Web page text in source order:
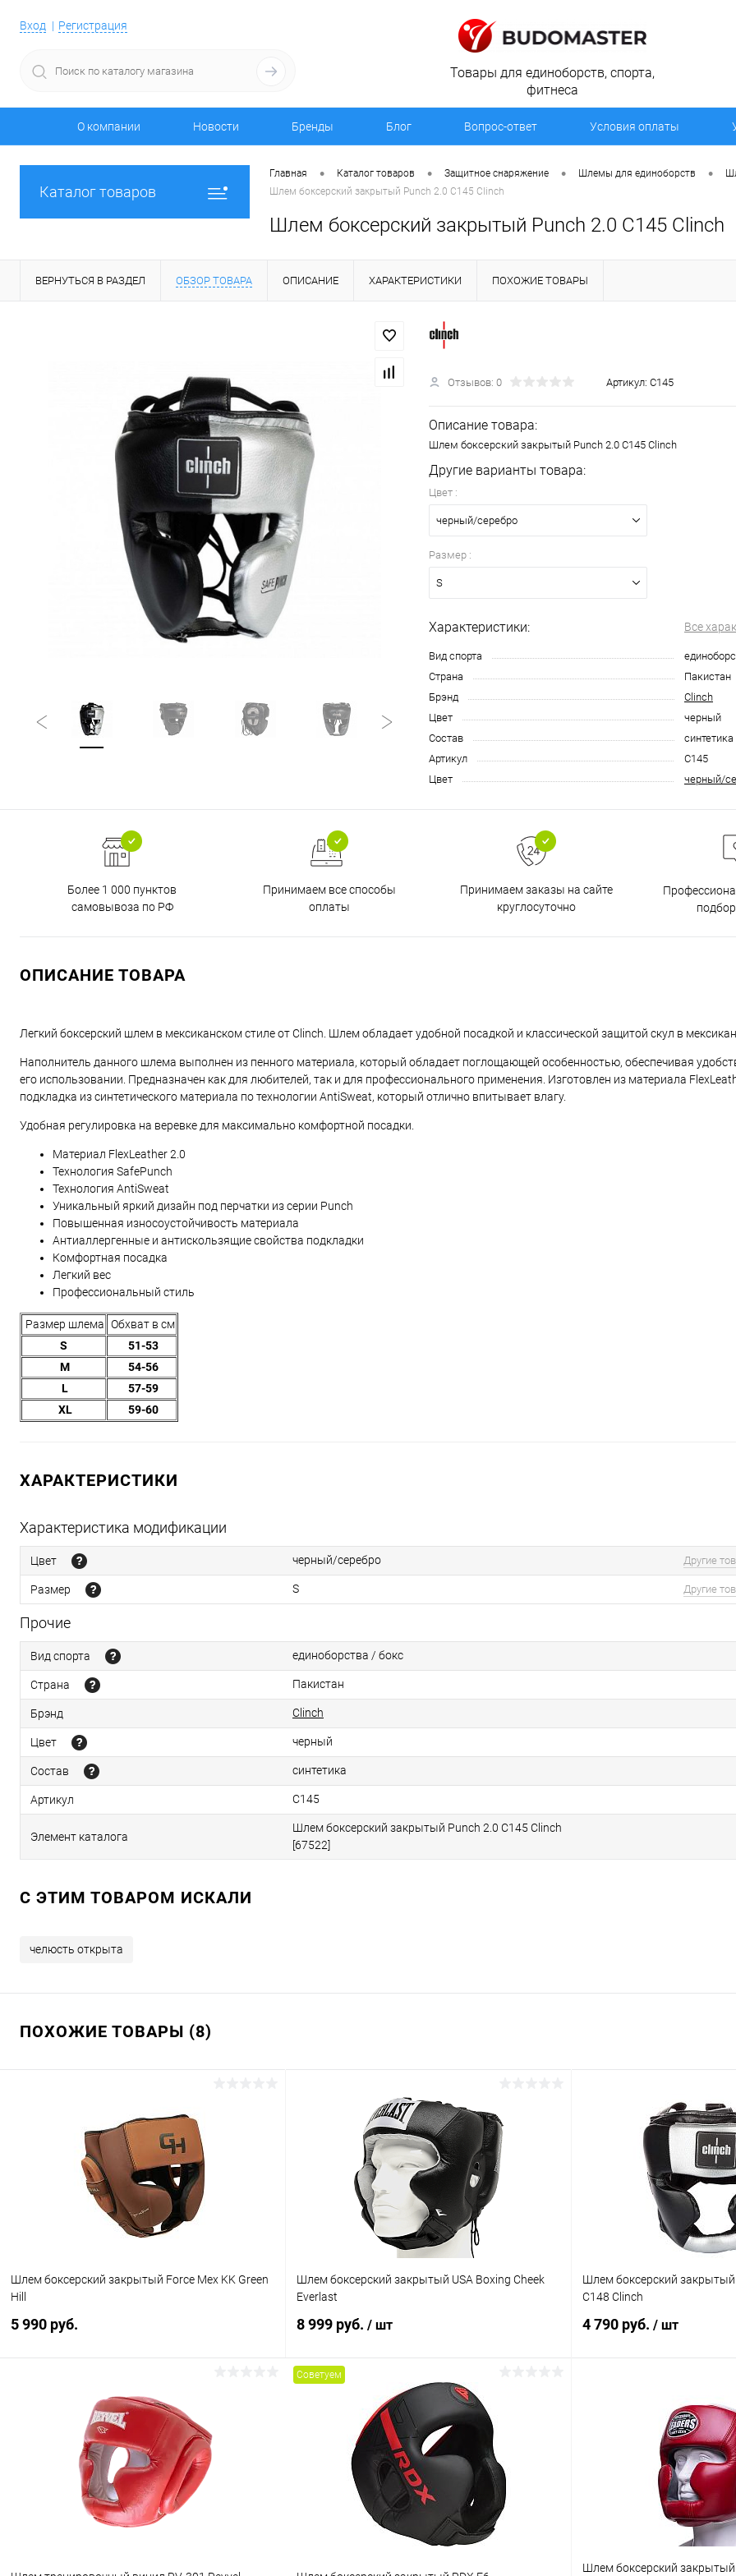
Вход Регистрация
Товары для единоборств, спорта,
фитнеса
О компании Новости Бренды Блог Вопрос-ответ Условия оплаты
Каталог товаров
Главная • Каталог товаров • Защитное снаряжение • Шлемы для единоборств •
Шлем боксерский закрытый Punch 2.0 С145 Clinch
Шлем боксерский закрытый Punch 2.0 С145 Clinch
ВЕРНУТЬСЯ В РАЗДЕЛ ОБЗОР ТОВАРА ОПИСАНИЕ ХАРАКТЕРИСТИКИ ПОХОЖИЕ ТОВАРЫ
Отзывов: 0 Артикул: С145
Описание товара:
Шлем боксерский закрытый Punch 2.0 С145 Clinch
Другие варианты товара:
Цвет :
черный/серебро
Размер :
S
Характеристики: Все
Вид спорта
Страна
Пакистан
Брэнд
Clinch
Цвет
черный
Состав
синтетика
Артикул
С145
Цвет
черный/
Более 1 000 пунктов
самовывоза по РФ
Принимаем все способы
оплаты
Принимаем заказы на сайте
круглосуточно
ОПИСАНИЕ ТОВАРА
Легкий боксерский шлем в мексиканском стиле от Clinch. Шлем обладает удобной посадкой и классической защитой скул в
Наполнитель данного шлема выполнен из пенного материала, который обладает поглощающей особенностью, обеспечивая
его использовании. Предназначен как для любителей, так и для профессионального применения. Изготовлен из материала
подкладка из синтетического материала по технологии AntiSweat, который отлично впитывает влагу.
Удобная регулировка на веревке для максимально комфортной посадки.
Материал FlexLeather 2.0
Технология SafePunch
Технология AntiSweat
Уникальный яркий дизайн под перчатки из серии Punch
Повышенная износоустойчивость материала
Антиаллергенные и антискользящие свойства подкладки
Комфортная посадка
Легкий вес
Профессиональный стиль
Размер шлема Обхват в см
S
51-53
M
54-56
L
57-59
XL
59-60
ХАРАКТЕРИСТИКИ
Характеристика модификации
Цвет черный/серебро Другие
Размер S Другие
Прочие
Вид спорта единоборства / бокс
Страна Пакистан
Брэнд Clinch
Цвет черный
Состав синтетика
Артикул С145
Элемент каталога
Шлем боксерский закрытый Punch 2.0 С145 Clinch
[67522]
C ЭТИМ ТОВАРОМ ИСКАЛИ
челюсть открыта
ПОХОЖИЕ ТОВАРЫ (8)
Шлем боксерский закрытый Force Mex KK Green
Hill
5 990 руб.
Купить в 1 клик Сравнение
В избранное В наличии
коричневый/табачный
S
Шлем боксерский закрытый USA Boxing Cheek
Everlast
8 999 руб. / шт
В корзину
Купить в 1 клик Сравнение
В избранное В наличии
Шлем боксерский закрытый
С148 Clinch
4 790 руб. / шт
Купить в 1 клик
черный/серебро
Советуем
Шлем боксерский закрытый